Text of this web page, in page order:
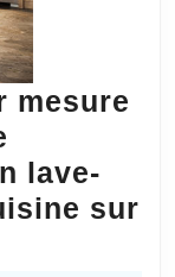
mesure
lave-
sur